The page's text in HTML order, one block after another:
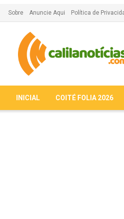
Sobre Anuncie Aqui Política de
INICIAL COITÉ FOLIA 2026